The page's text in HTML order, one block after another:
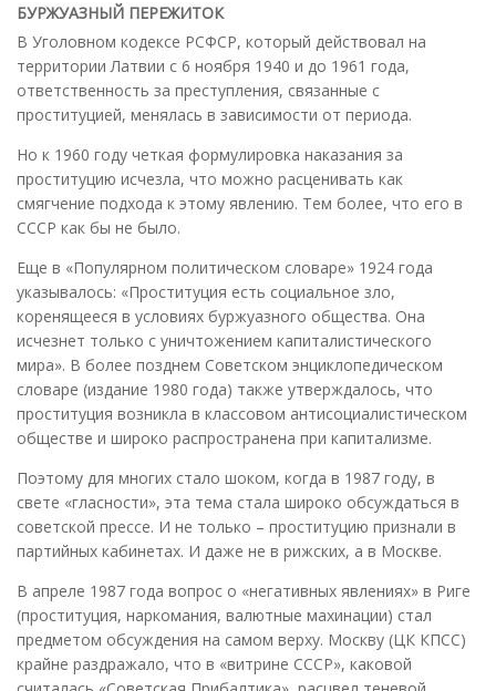
БУРЖУАЗНЫЙ ПЕРЕЖИТОК
В Уголовном кодексе РСФСР, который действовал на
территории Латвии с 6 ноября 1940 и до 1961 года,
ответственность за преступления, связанные с
проституцией, менялась в зависимости от периода.
Но к 1960 году четкая формулировка наказания за
проституцию исчезла, что можно расценивать как
смягчение подхода к этому явлению. Тем более, что его в
СССР как бы не было.
Еще в «Популярном политическом словаре» 1924 года
указывалось: «Проституция есть социальное зло,
коренящееся в условиях буржуазного общества. Она
исчезнет только с уничтожением капиталистического
мира». В более позднем Советском энциклопедическом
словаре (издание 1980 года) также утверждалось, что
проституция возникла в классовом антисоциалистическом
обществе и широко распространена при капитализме.
Поэтому для многих стало шоком, когда в 1987 году, в
свете «гласности», эта тема стала широко обсуждаться в
советской прессе. И не только – проституцию признали в
партийных кабинетах. И даже не в рижских, а в Москве.
В апреле 1987 года вопрос о «негативных явлениях» в Риге
(проституция, наркомания, валютные махинации) стал
предметом обсуждения на самом верху. Москву (ЦК КПСС)
крайне раздражало, что в «витрине СССР», каковой